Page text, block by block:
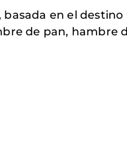
en el destino
de pan, hambre